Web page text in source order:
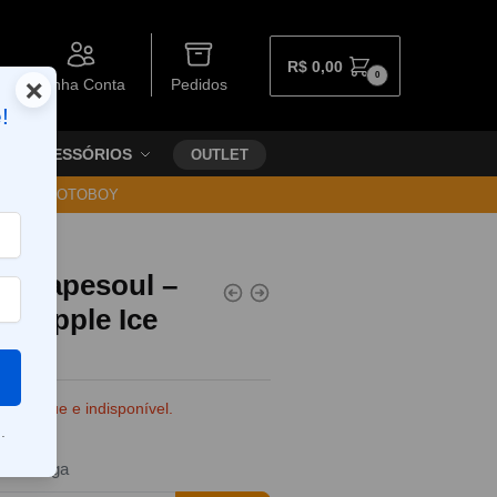
Minha Conta Pedidos
R$ 0,00 0
ACESSÓRIOS OUTLET
VIA MOTOBOY
Vapesoul –
Ice
estoque e indisponível.
entrega
×